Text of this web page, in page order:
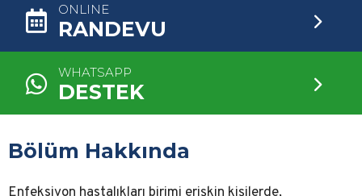
ONLINE
RANDEVU
WHATSAPP
DESTEK
Bölüm Hakkında